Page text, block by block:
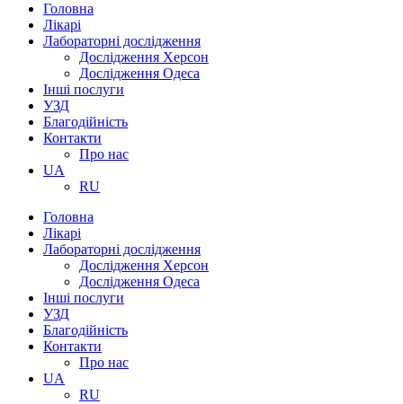
Головна
Лікарі
Лабораторні дослідження
Дослідження Херсон
Дослідження Одеса
Інші послуги
УЗД
Благодійність
Контакти
Про нас
UA
RU
Головна
Лікарі
Лабораторні дослідження
Дослідження Херсон
Дослідження Одеса
Інші послуги
УЗД
Благодійність
Контакти
Про нас
UA
RU